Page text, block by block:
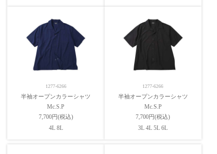
1277-6266
半袖オープンカラーシャツ
Mc.S.P
7,700円(税込)
4L 8L
1277-6266
半袖オープンカラーシャツ
Mc.S.P
7,700円(税込)
3L 4L 5L 6L